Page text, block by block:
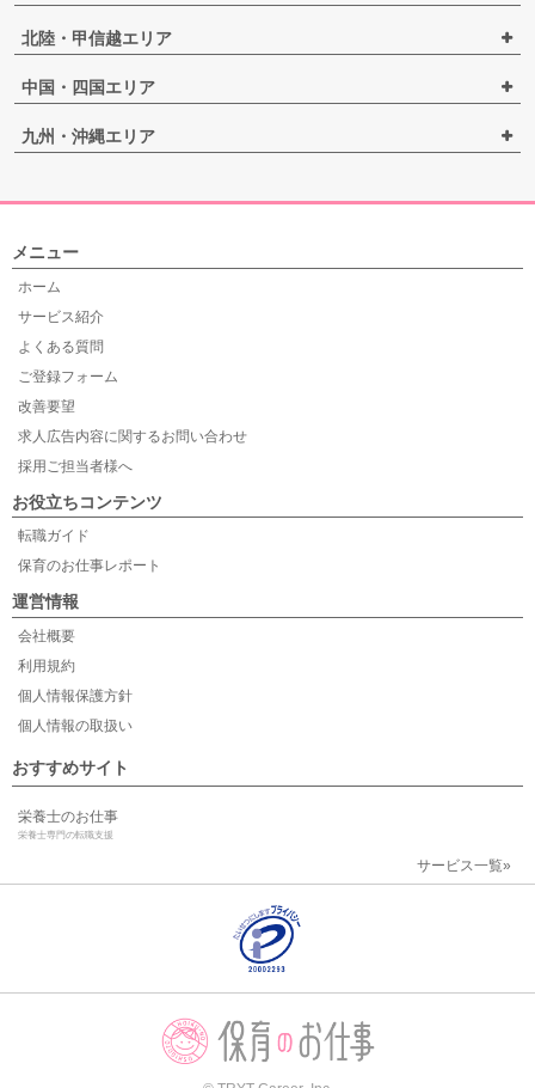
北陸・甲信越エリア
中国・四国エリア
九州・沖縄エリア
メニュー
ホーム
サービス紹介
よくある質問
ご登録フォーム
改善要望
求人広告内容に関するお問い合わせ
採用ご担当者様へ
お役立ちコンテンツ
転職ガイド
保育のお仕事レポート
運営情報
会社概要
利用規約
個人情報保護方針
個人情報の取扱い
おすすめサイト
栄養士のお仕事
栄養士専門の転職支援
サービス一覧»